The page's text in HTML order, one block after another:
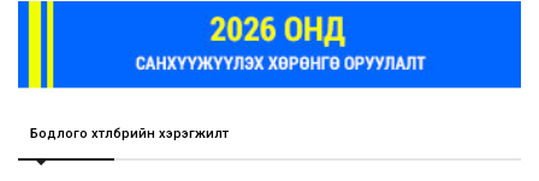
Бодлого хөтөлбөрийн хэрэгжилт